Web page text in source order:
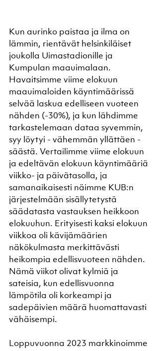
Kun aurinko paistaa ja ilma on
lämmin, rientävät helsinkiläiset
joukolla Uimastadionille ja
Kumpulan maauimalaan.
Havaitsimme viime elokuun
maauimaloiden käyntimäärissä
selvää laskua edelliseen vuoteen
nähden (-30%), ja kun lähdimme
tarkastelemaan dataa syvemmin,
syy löytyi - vähemmän yllättäen -
säästä. Vertailimme viime elokuun
ja edeltävän elokuun käyntimääriä
viikko- ja päivätasolla, ja
samanaikaisesti näimme KUB:n
järjestelmään sisällytetystä
säädatasta vastauksen heikkoon
elokuuhun. Erityisesti kaksi elokuun
viikkoa oli kävijämäärien
näkökulmasta merkittävästi
heikompia edellisvuoteen nähden.
Nämä viikot olivat kylmiä ja
sateisia, kun edellisvuonna
lämpötila oli korkeampi ja
sadepäivien määrä huomattavasti
vähäisempi.
Loppuvuonna 2023 markkinoimme